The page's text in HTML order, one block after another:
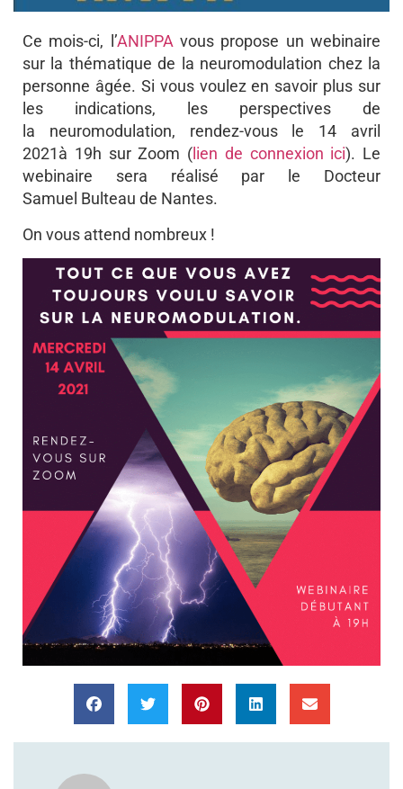
Ce mois-ci, l’ANIPPAvous propose un webinaire
sur la thématique de la neuromodulation chez la
personne âgée. Si vous voulez en savoir plus sur
les indications, les perspectives de
la neuromodulation, rendez-vous le 14 avril
2021à 19h sur Zoom ( lien de connexion ici). Le
webinaire sera réalisé par le Docteur
Samuel Bulteau de Nantes.
On vous attend nombreux !